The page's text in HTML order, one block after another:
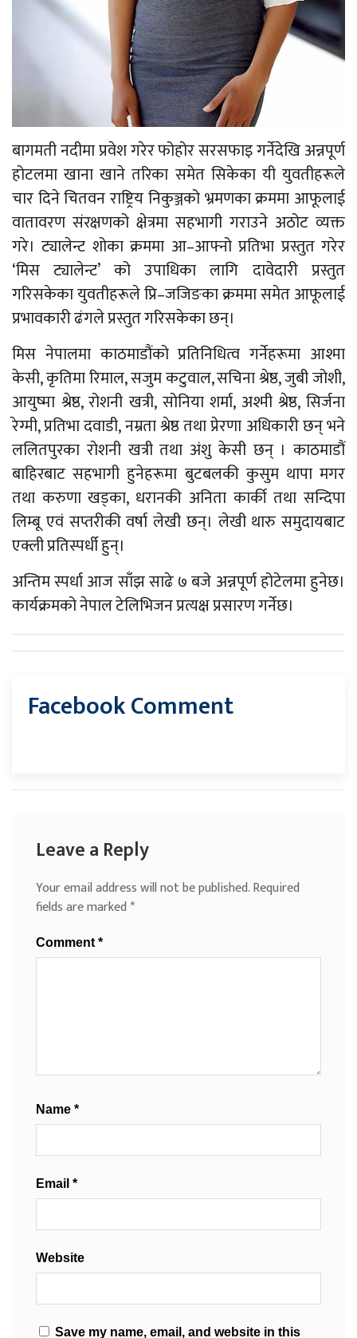
बागमती नदीमा प्रवेश गरेर फोहोर सरसफाइ गर्नेदेखि अन्नपूर्ण
होटलमा खाना खाने तरिका समेत सिकेका यी युवतीहरूले
चार दिने चितवन राष्ट्रिय निकुञ्जको भ्रमणका क्रममा आफूलाई
वातावरण संरक्षणको क्षेत्रमा सहभागी गराउने अठोट व्यक्त
गरे। ट्यालेन्ट शोका क्रममा आ–आफ्नो प्रतिभा प्रस्तुत गरेर
‘मिस ट्यालेन्ट’ को उपाधिका लागि दावेदारी प्रस्तुत
गरिसकेका युवतीहरूले प्रि–जजिङका क्रममा समेत आफूलाई
प्रभावकारी ढंगले प्रस्तुत गरिसकेका छन्।
मिस नेपालमा काठमाडौंको प्रतिनिधित्व गर्नेहरूमा आश्मा
केसी, कृतिमा रिमाल, सजुम कटुवाल, सचिना श्रेष्ठ, जुबी जोशी,
आयुष्मा श्रेष्ठ, रोशनी खत्री, सोनिया शर्मा, अश्मी श्रेष्ठ, सिर्जना
रेग्मी, प्रतिभा दवाडी, नम्रता श्रेष्ठ तथा प्रेरणा अधिकारी छन् भने
ललितपुरका रोशनी खत्री तथा अंशु केसी छन् । काठमाडौं
बाहिरबाट सहभागी हुनेहरूमा बुटबलकी कुसुम थापा मगर
तथा करुणा खड्का, धरानकी अनिता कार्की तथा सन्दिपा
लिम्बू एवं सप्तरीकी वर्षा लेखी छन्। लेखी थारु समुदायबाट
एक्ली प्रतिस्पर्धी हुन्।
अन्तिम स्पर्धा आज साँझ साढे ७ बजे अन्नपूर्ण होटेलमा हुनेछ।
कार्यक्रमको नेपाल टेलिभिजन प्रत्यक्ष प्रसारण गर्नेछ।
Facebook Comment
Leave a Reply
Your email address will not be published.Required
fields are marked*
Comment *
Name *
Email *
Website
Save my name, email, and website in this